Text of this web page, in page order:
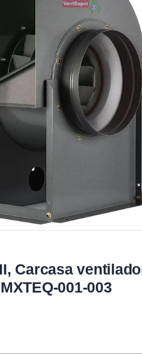
Carcasa
001-003